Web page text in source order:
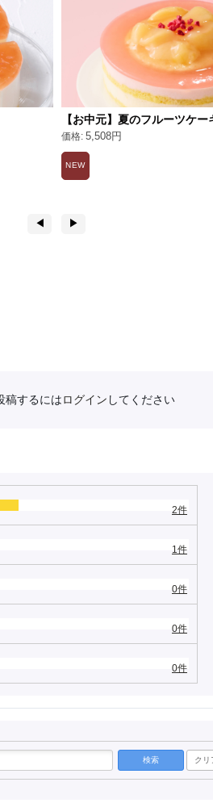
【お中元】夏のフルーツケー
5,508円
NEW
◀︎ ▶︎
稿するにはログイン してください
2件
1件
0件
0件
0件
検索 クリ